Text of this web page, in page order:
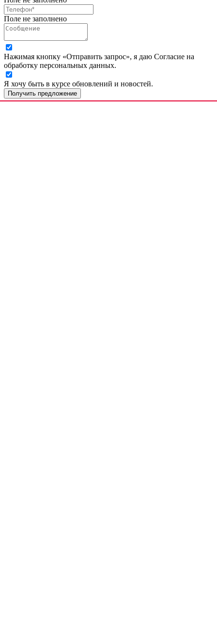
Поле не заполнено
Нажимая кнопку «Отправить запрос», я даю Согласие на
обработку персональных данных.
Я хочу быть в курсе обновлений и новостей.
Получить предложение